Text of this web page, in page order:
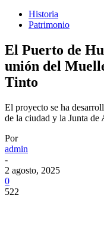
Historia
Patrimonio
El Puerto de
unión del
Tinto
El proyecto se ha
de la ciudad y la Junta de
Por
admin
-
2 agosto, 2025
0
522